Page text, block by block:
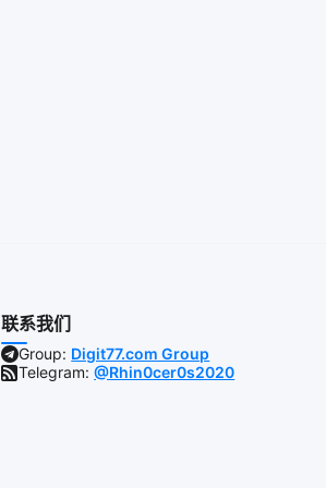
联系我们
Group: Digit77.com Group
Telegram:@Rhin0cer0s2020